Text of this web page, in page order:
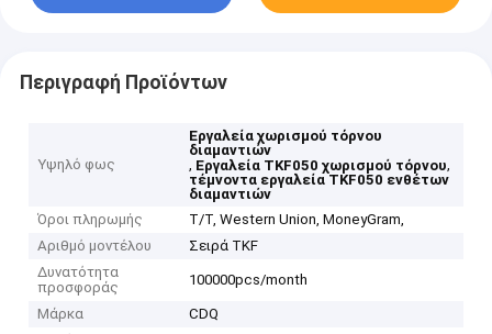
Περιγραφή Προϊόντων
Υψηλό φως
Εργαλεία χωρισμού τόρνου
διαμαντιών
, Εργαλεία TKF050 χωρισμού τόρνου,
τέμνοντα εργαλεία TKF050 ενθέτων
διαμαντιών
Όροι πληρωμής
T/T, Western Union, MoneyGram,
Αριθμό μοντέλου
Σειρά TKF
Δυνατότητα
προσφοράς
100000pcs/month
Μάρκα
CDQ